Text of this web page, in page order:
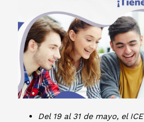
Del 19 al 31 de mayo, el